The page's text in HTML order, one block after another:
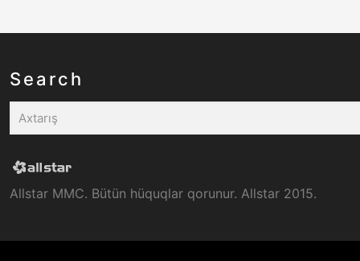
Search
Allstar MMC. Bütün hüquqlar qorunur. Allstar 2015.